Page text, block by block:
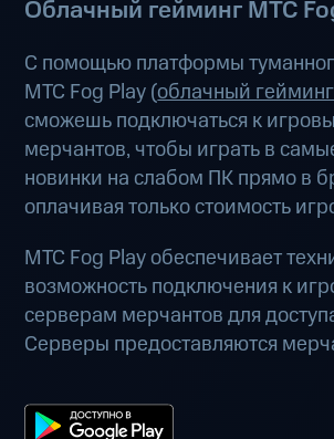
Облачный гейминг МТС
С помощью платформы
МТС Fog Play (облачный
сможешь подключаться к
мерчантов, чтобы играть в
новинки на слабом ПК прямо в
оплачивая только стоимость
МТС Fog Play обеспечивает
возможность подключения к
серверам мерчантов для
Серверы предоставляются